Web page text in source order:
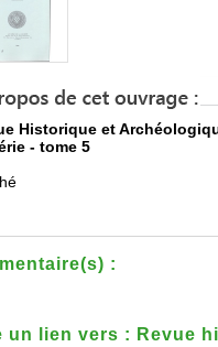
Historique et
- tome 5
:
un lien vers : Revue